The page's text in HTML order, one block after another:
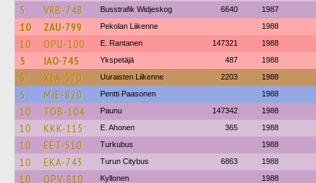
5 VRB-748 Busstrafik Widjeskog 6640 1987
10 ZAU-799 Pekolan Liikenne 1988
10 OPU-100 E. Rantanen 147321 1988
5 IAO-745 Ykspetäjä 487 1988
5 XLA-570 Uuraisten Liikenne 2203 1988
5 MJE-820 Pentti Paasonen 1988
10 TOB-104 Paunu 147342 1988
10 KKK-115 E. Ahonen 365 1988
10 EET-510 Turkubus 1988
10 EKA-743 Turun Citybus 6863 1988
10 OPV-810 Kyllonen 1988